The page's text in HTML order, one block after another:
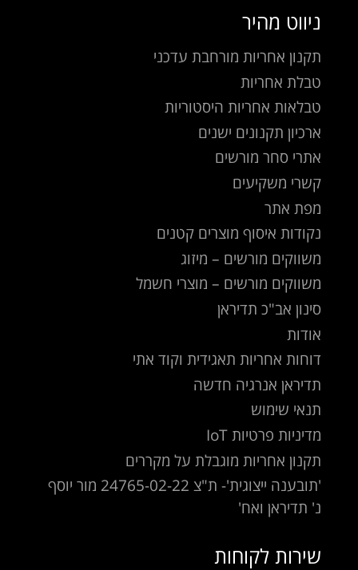
ניווט מהיר
תקנון אחריות מורחבת עדכני
טבלת אחריות
טבלאות אחריות היסטוריות
ארכיון תקנונים ישנים
אתרי סחר מורשים
קשרי משקיעים
מפת אתר
נקודות איסוף מוצרים קטנים
משווקים מורשים – מיזוג
משווקים מורשים – מוצרי חשמל
סינון אב"כ תדיראן
אודות
דוחות אחריות תאגידית וקוד אתי
תדיראן אנרגיה חדשה
תנאי שימוש
מדיניות פרטיות IoT
תקנון אחריות מוגבלת על מקררים
'תובענה ייצוגית'- ת"צ 24765-02-22 מור יוסף
נ' תדיראן ואח'
שירות לקוחות